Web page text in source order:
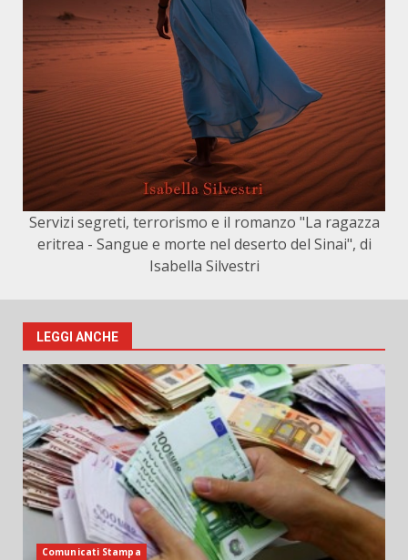
Servizi segreti, terrorismo e il romanzo "La ragazza
eritrea - Sangue e morte nel deserto del Sinai", di
Isabella Silvestri
LEGGI ANCHE
Comunicati Stampa